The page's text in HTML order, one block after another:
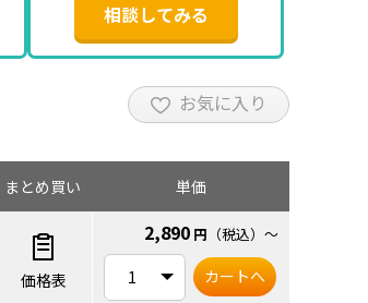
相談してみる
お気に入り
まとめ買い 単価
価格表
2,890 円 （税込） ～
カートへ